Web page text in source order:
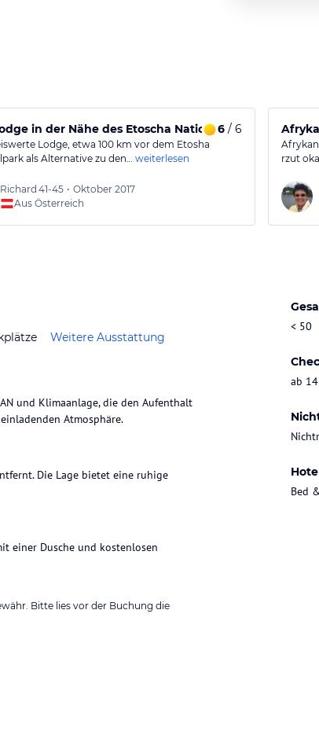
in der Nähe des Etoscha Nationalparks
6/ 6
Lodge, etwa 100 km vor dem Etosha
als Alternative zu den… weiterlesen
Richard 41-45 • Oktober 2017
Aus Österreich
rzut
Weitere Ausstattung
< 50
ab
Bed
und Klimaanlage, die den Aufenthalt
Atmosphäre.
Die Lage bietet eine ruhige
einer Dusche und kostenlosen
Bitte lies vor der Buchung die